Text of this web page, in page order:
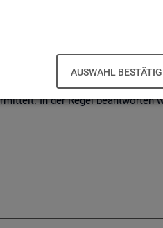
AUSWAHL
Kon­takt
Fel­der aus. Ihre Ein­trä­ge in
In der Regel be­ant­wor­ten